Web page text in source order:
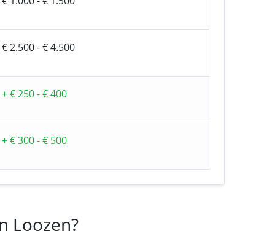
€ 2.500 - € 4.500
+ € 250 - € 400
+ € 300 - € 500
Loozen?